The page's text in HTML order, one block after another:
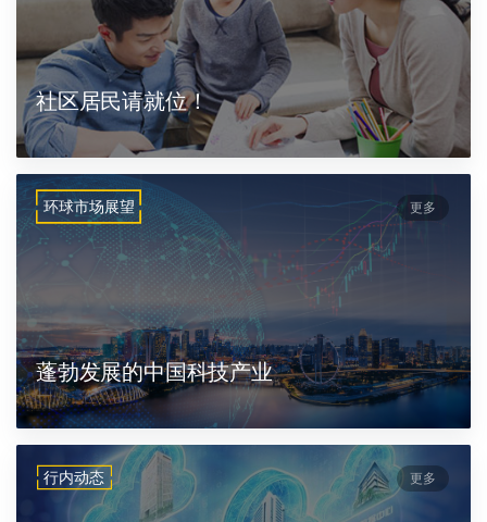
社区居民请就位！
环球市场展望 更多
蓬勃发展的中国科技产业
行内动态 更多